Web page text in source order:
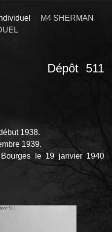
M4 SHERMAN
Dépôt 511
1938.
1939.
le 19 janvier 1940